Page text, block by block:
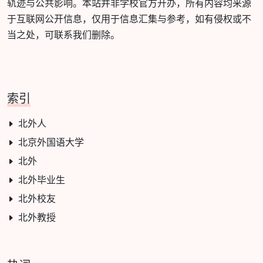
轨迹与公共影响。本站并非学校官方开办，所有内容均来源
于互联网公开信息，仅用于信息汇集与参考，如有侵权或不
当之处，可联系我们删除。
索引
北外人
北京外国语大学
北外
北外毕业生
北外校友
北外教授